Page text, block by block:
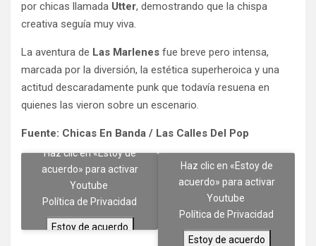
por chicas llamada Utter, demostrando que la chispa
creativa seguía muy viva.
La aventura de Las Marlenes fue breve pero intensa,
marcada por la diversión, la estética superheroica y una
actitud descaradamente punk que todavía resuena en
quienes las vieron sobre un escenario.
Fuente: Chicas En Banda / Las Calles Del Pop
Haz clic en «Estoy de
acuerdo» para activar
Youtube
Política de Privacidad
Estoy de acuerdo
Haz clic en «Estoy de
acuerdo» para activar
Youtube
Política de Privacidad
Estoy de acuerdo